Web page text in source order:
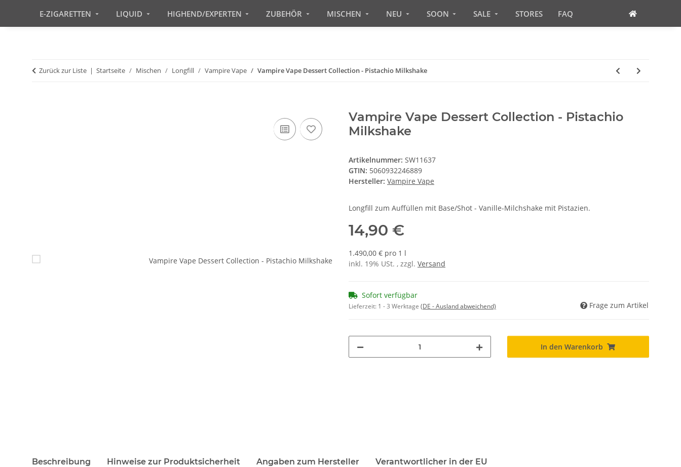
E-ZIGARETTEN LIQUID HIGHEND/EXPERTEN ZUBEHÖR MISCHEN NEU SOON SALE STORES FAQ
Zurück zur Liste Startseite Mischen Longfill Vampire Vape Vampire Vape Dessert Collection - Pistachio Milkshake
Vampire Vape Dessert Collection - Pistachio
Milkshake
Artikelnummer: SW11637
GTIN: 5060932246889
Hersteller: Vampire Vape
Longfill zum Auffüllen mit Base/Shot - Vanille-Milchshake mit Pistazien.
14,90 €
1.490,00 € pro 1 l
inkl. 19% USt. , zzgl. Versand
Sofort verfügbar
Lieferzeit: 1 - 3 Werktage (DE - Ausland abweichend) Frage zum Artikel
In den Warenkorb
Beschreibung Hinweise zur Produktsicherheit Angaben zum Hersteller Verantwortlicher in der EU